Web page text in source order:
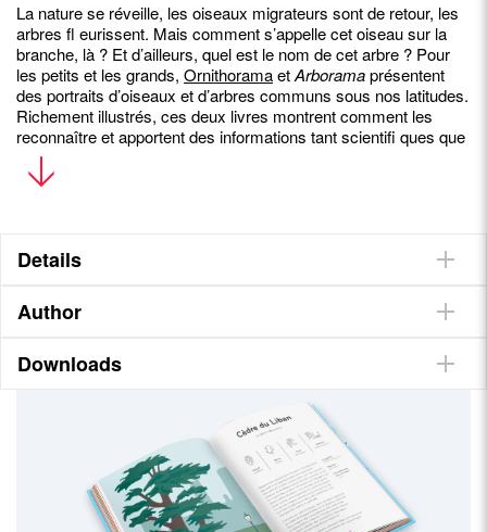
La nature se réveille, les oiseaux migrateurs sont de retour, les
arbres fl eurissent. Mais comment s’appelle cet oiseau sur la
branche, là ? Et d’ailleurs, quel est le nom de cet arbre ? Pour
les petits et les grands, OrnithoramaetArboramaprésentent
des portraits d’oiseaux et d’arbres communs sous nos latitudes.
Richement illustrés, ces deux livres montrent comment les
reconnaître et apportent des informations tant scientifi ques que
culturelles.
• Après les oiseaux, le nouveau guide pour découvrir la
nature proche de vous
• Le livre idéal pour apprendre aux enfants à observer et
explorer leur environnement
• Des ressources supplémentaires à télécharger
Details
Author
Downloads